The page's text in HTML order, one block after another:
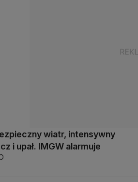
wiatr, intensywny
i upał. IMGW alarmuje